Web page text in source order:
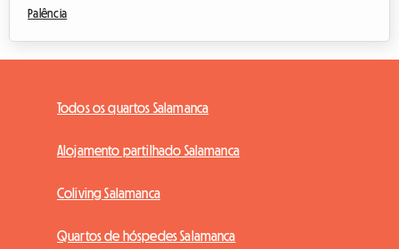
Palência
Todos os quartos Salamanca
Alojamento partilhado Salamanca
Coliving Salamanca
Quartos de hóspedes Salamanca